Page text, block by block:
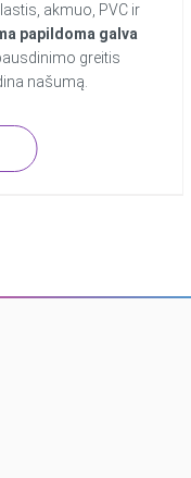
akmuo, PVC ir
papildoma galva
greitis
našumą.